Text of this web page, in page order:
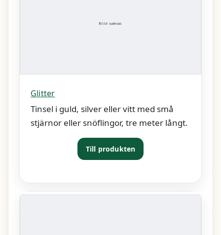
Glitter
Tinsel i guld, silver eller vitt med små
stjärnor eller snöflingor, tre meter långt.
Till produkten